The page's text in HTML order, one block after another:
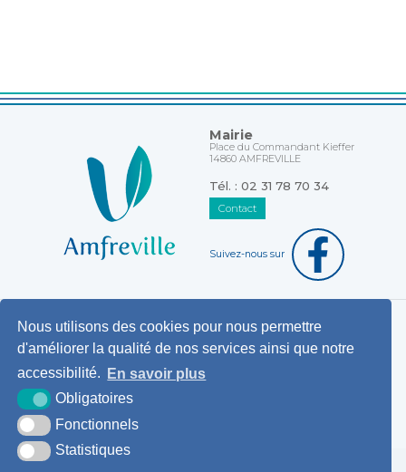
Nous utilisons des cookies pour nous permettre
d'améliorer la qualité de nos services ainsi que notre
accessibilité.
En savoir plus
Obligatoires
Fonctionnels
Statistiques
Mairie
Place du Commandant Kieffer
14860 AMFREVILLE
Tél. : 02 31 78 70 34
Contact
Suivez-nous sur
Horaires d'ouverture au public
Pemanences des élus
Démarches administratives
Agence postale communale